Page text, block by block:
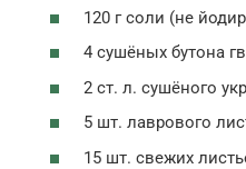
120 г соли (не
4 сушёных бутона
2 ст. л. сушёного
5 шт. лаврового
15 шт. свежих